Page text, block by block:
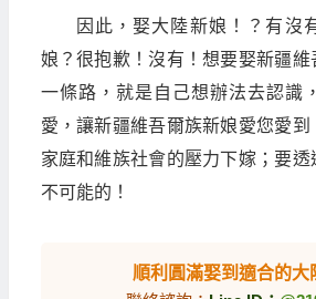
因此，娶大陸新娘！？有沒
娘？很抱歉！沒有！想要娶新疆維
一條路，就是自己想辦法去認識
愛，讓新疆維吾爾族新娘愛您愛到
家庭和維族社會的壓力下嫁；要
不可能的！
順利圓滿娶到適合的大